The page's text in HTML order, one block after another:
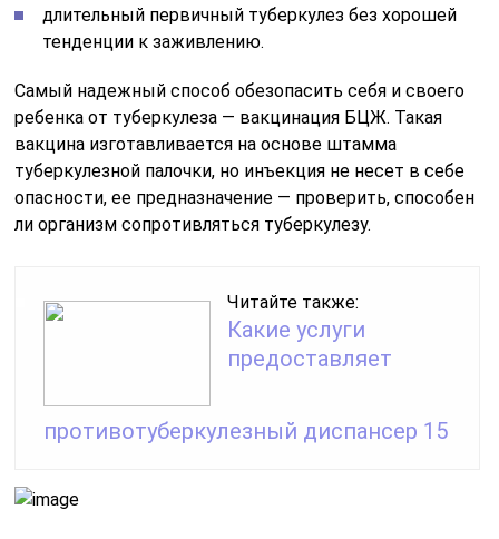
длительный первичный туберкулез без хорошей
тенденции к заживлению.
Самый надежный способ обезопасить себя и своего
ребенка от туберкулеза — вакцинация БЦЖ. Такая
вакцина изготавливается на основе штамма
туберкулезной палочки, но инъекция не несет в себе
опасности, ее предназначение — проверить, способен
ли организм сопротивляться туберкулезу.
Читайте также:
Какие услуги
предоставляет
противотуберкулезный диспансер 15